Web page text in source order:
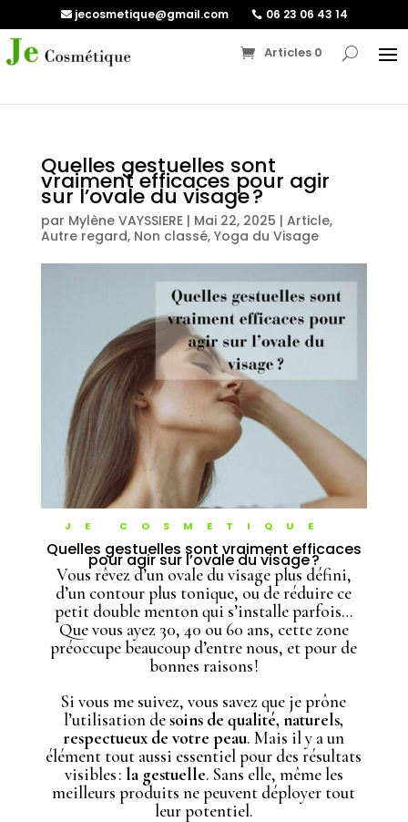
jecosmetique@gmail.com 06 23 06 43 14
Articles 0
Quelles gestuelles sont
vraiment efficaces pour agir
sur l’ovale du visage ?
par Mylène VAYSSIERE| Mai 22, 2025 | Article,
Autre regard, Non classé, Yoga du Visage
JE COSMETIQUE
Quelles gestuelles sont vraiment efficaces
pour agir sur l’ovale du visage ?
Vous rêvez d’un ovale du visage plus défini,
d’un contour plus tonique, ou de réduire ce
petit double menton qui s’installe parfois…
Que vous ayez 30, 40 ou 60 ans, cette zone
préoccupe beaucoup d’entre nous, et pour de
bonnes raisons !
Si vous me suivez, vous savez que je prône
l’utilisation desoins de qualité, naturels,
respectueux de votre peau. Mais il y a un
élément tout aussi essentiel pour des résultats
visibles : la gestuelle. Sans elle, même les
meilleurs produits ne peuvent déployer tout
leur potentiel.